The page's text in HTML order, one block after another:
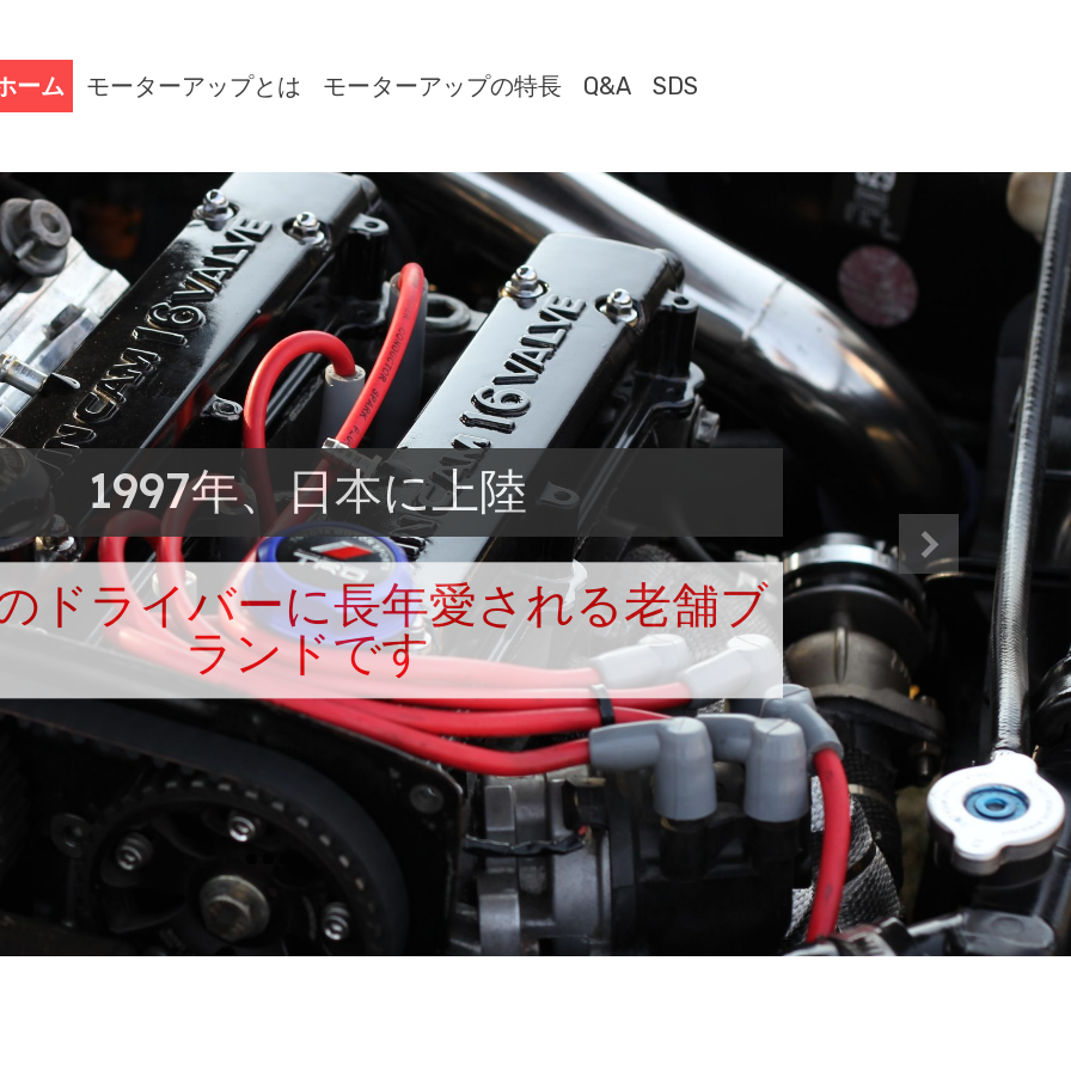
ーム モーターアップとは モーターアップの特長 Q&A SDS
1997年、日本に上陸
ドライバーに長年愛される老舗ブ
ランドです